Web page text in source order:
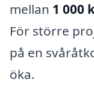
mellan 1 000
För större
på en
öka.